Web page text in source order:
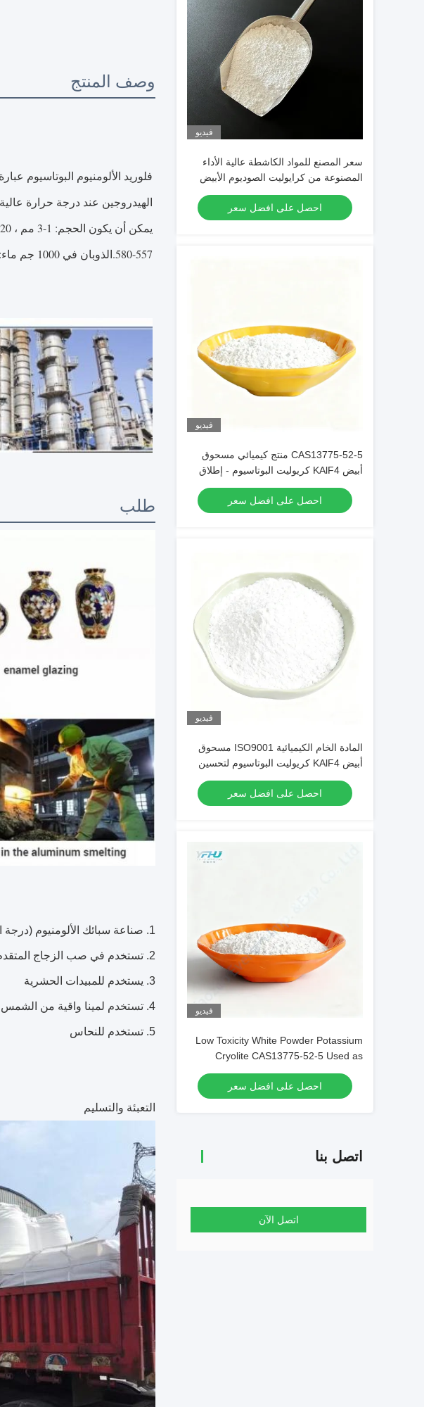
فيديو
سعر المصنع للمواد الكاشطة عالية الأداء
المصنوعة من كرايوليت الصوديوم الأبيض
النقي للإنتاج الصناعي
احصل على افضل سعر
فيديو
CAS13775-52-5 منتج كيميائي مسحوق
أبيض KAlF4 كريوليت البوتاسيوم - إطلاق
العنان للإمكانات في الصناعات الكيميائية
احصل على افضل سعر
فيديو
المادة الخام الكيميائية ISO9001 مسحوق
أبيض KAlF4 كريوليت البوتاسيوم لتحسين
طلاءات المعادن
احصل على افضل سعر
فيديو
Low Toxicity White Powder Potassium
Cryolite CAS13775-52-5 Used as
Brazing Fluxes for Copper
احصل على افضل سعر
اتصل بنا
اتصل الآن
وصف المنتج
الهيدروجين عند درجة حرارة عالية
557-580.الذوبان في 1000 جم ماء: عند 0: 0.8 جم ؛عند 25: 1.42 جم ، 100: 4.58 جم.
طلب
1. صناعة سبائك الألومنيوم (درجة انصهار 550 درجة) ، سبائك الألومنيوم وسبائك المغنيسيوم.
2. تستخدم في صب الزجاج المتقدم ، إلخ
3. يستخدم للمبيدات الحشرية
4. تستخدم لمينا واقية من الشمس
5. تستخدم للنحاس
التعبئة والتسليم